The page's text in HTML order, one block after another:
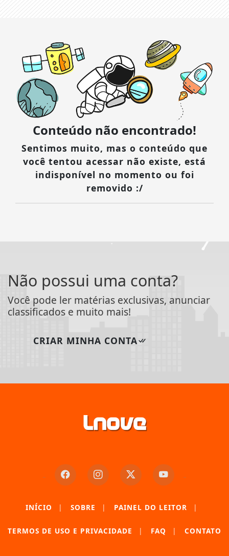
Conteúdo não encontrado!
Sentimos muito, mas o conteúdo que
você tentou acessar não existe, está
indisponível no momento ou foi
removido :/
Não possui uma conta?
Você pode ler matérias exclusivas, anunciar
classificados e muito mais!
CRIAR MINHA CONTA
INÍCIO | SOBRE | PAINEL DO LEITOR |
TERMOS DE USO E PRIVACIDADE | FAQ | CONTATO
Termos de Uso e Privacidade